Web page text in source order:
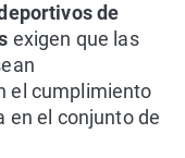
de
exigen que las
el cumplimiento
en el conjunto de